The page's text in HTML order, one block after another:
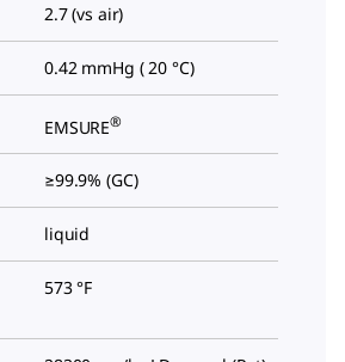
2.7 (vs air)
0.42 mmHg ( 20 °C)
EMSURE®
≥99.9% (GC)
liquid
573 °F